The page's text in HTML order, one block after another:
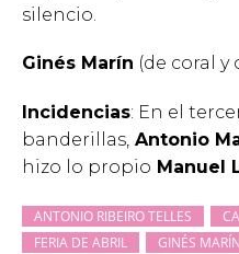
silencio.
Ginés Marín (de coral y
Incidencias: En el
banderillas, Antonio
hizo lo propio Manuel
ANTONIO RIBEIRO TELLES
FERIA DE ABRIL
GINÉS MARÍN